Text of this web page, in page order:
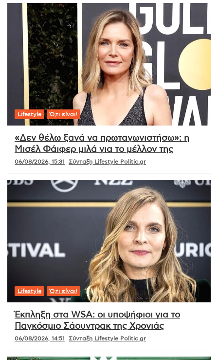
Lifestyle Ό,τι είναι!
«Δεν θέλω ξανά να πρωταγωνιστήσω»: η
Μισέλ Φάιφερ μιλά για το μέλλον της
06/08/2026, 15:31 Σύνταξη Lifestyle Politic.gr
Lifestyle Ό,τι είναι!
Έκπληξη στα WSA: οι υποψήφιοι για το
Παγκόσμιο Σάουντρακ της Χρονιάς
06/08/2026, 14:51 Σύνταξη Lifestyle Politic.gr